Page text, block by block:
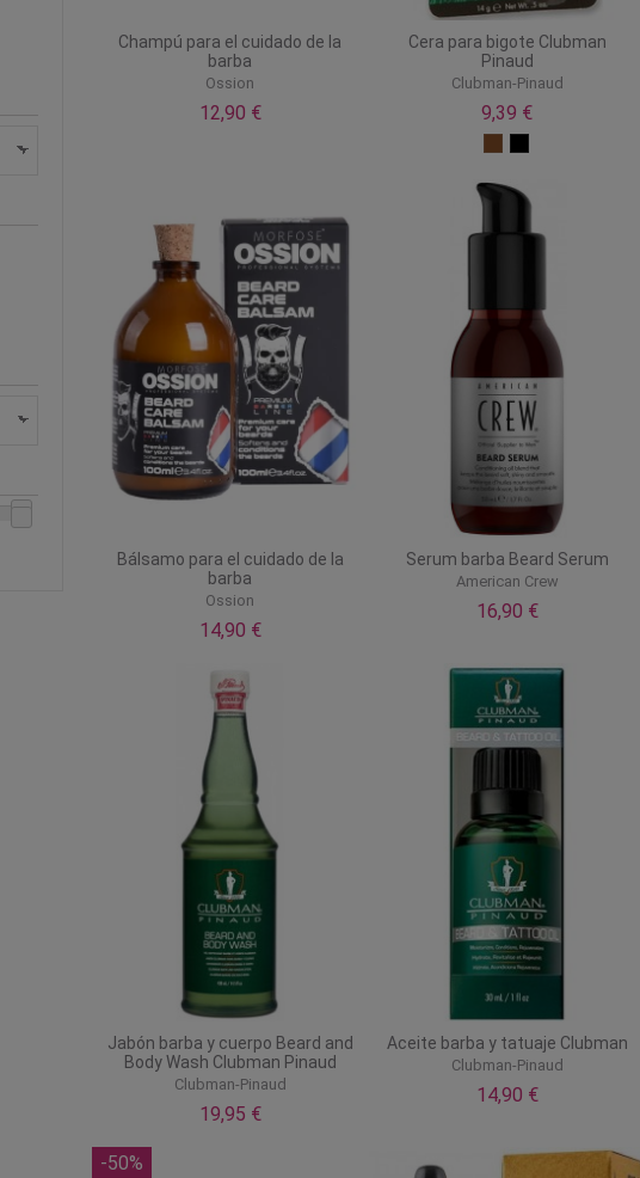
Champú para el cuidado de la
barba
Ossion
12,90 €
Cera para bigote Clubman
Pinaud
Clubman-Pinaud
9,39 €
Bálsamo para el cuidado de la
barba
Ossion
14,90 €
Serum barba Beard Serum
American Crew
16,90 €
Jabón barba y cuerpo Beard and
Body Wash Clubman Pinaud
Clubman-Pinaud
19,95 €
Aceite barba y tatuaje Clubman
Clubman-Pinaud
14,90 €
-50%